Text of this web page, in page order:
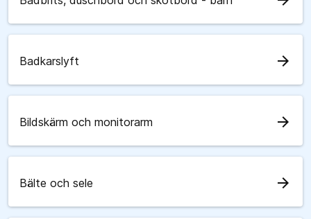
Badkarslyft arrow_forward
Bildskärm och monitorarm arrow_forward
Bälte och sele arrow_forward